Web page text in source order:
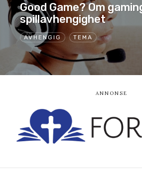
AVHENGIG TEMA
Good Game? Om
spillavhengighet